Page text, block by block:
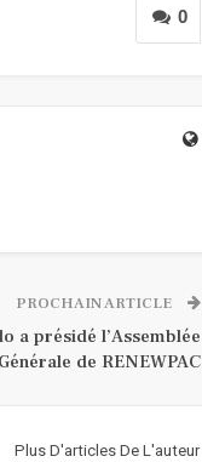
0
PROCHAIN ARTICLE
a présidé l’Assemblée
Générale de RENEWPAC
Plus D'articles De L'auteur